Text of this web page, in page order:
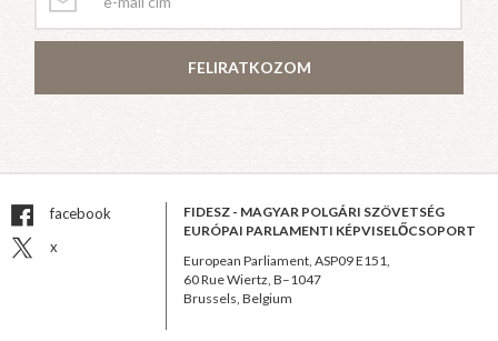
FELIRATKOZOM
facebook
x
FIDESZ - MAGYAR POLGÁRI SZÖVETSÉG
EURÓPAI PARLAMENTI KÉPVISELŐCSOPORT
European Parliament, ASP09 E151,
60 Rue Wiertz, B–1047
Brussels, Belgium